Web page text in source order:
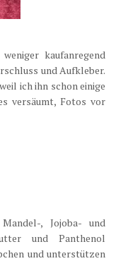
kaufanregend
und Aufkleber.
ich ihn schon einige
versäumt, Fotos vor
, Jojoba- und
und Panthenol
und unterstützen